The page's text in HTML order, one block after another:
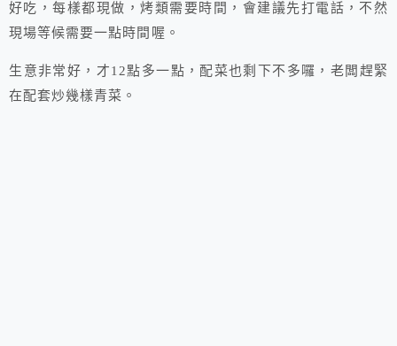
好吃，每樣都現做，烤類需要時間，會建議先打電話，不然
現場等候需要一點時間喔。
生意非常好，才12點多一點，配菜也剩下不多囉，老闆趕緊
在配套炒幾樣青菜。